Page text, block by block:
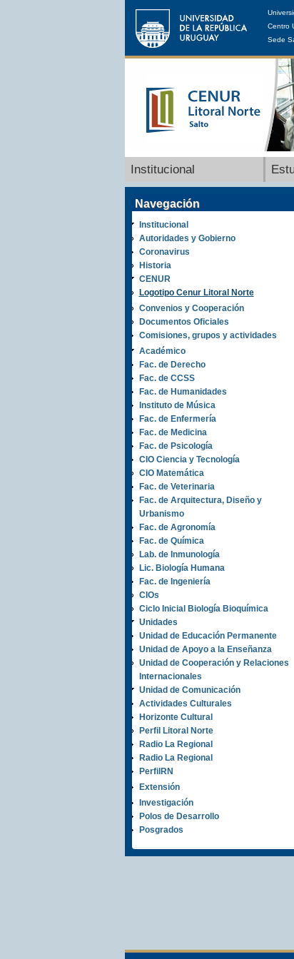
Centro
Sede
Institucional
Navegación
Institucional
Autoridades y Gobierno
Coronavirus
Historia
CENUR
Logotipo Cenur Litoral Norte
Convenios y Cooperación
Documentos Oficiales
Comisiones, grupos y actividades
Académico
Fac. de Derecho
Fac. de CCSS
Fac. de Humanidades
Instituto de Música
Fac. de Enfermería
Fac. de Medicina
Fac. de Psicología
CIO Ciencia y Tecnología
CIO Matemática
Fac. de Veterinaria
Fac. de Arquitectura, Diseño y
Urbanismo
Fac. de Agronomía
Fac. de Química
Lab. de Inmunología
Lic. Biología Humana
Fac. de Ingeniería
CIOs
Ciclo Inicial Biología Bioquímica
Unidades
Unidad de Educación Permanente
Unidad de Apoyo a la Enseñanza
Unidad de Cooperación y Relaciones
Internacionales
Unidad de Comunicación
Actividades Culturales
Horizonte Cultural
Perfil Litoral Norte
Radio La Regional
Radio La Regional
PerfilRN
Extensión
Investigación
Polos de Desarrollo
Posgrados